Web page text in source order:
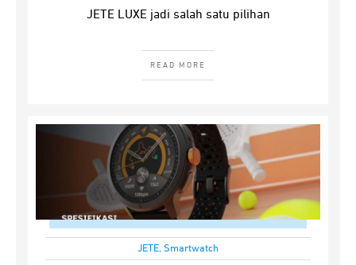
JETE LUXE jadi salah satu pilihan
READ MORE
JETE, Smartwatch